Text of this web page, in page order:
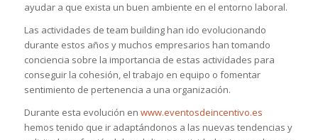
ayudar a que exista un buen ambiente en el entorno laboral.
Las actividades de team building han ido evolucionando
durante estos años y muchos empresarios han tomando
conciencia sobre la importancia de estas actividades para
conseguir la cohesión, el trabajo en equipo o fomentar
sentimiento de pertenencia a una organización.
Durante esta evolución en www.eventosdeincentivo.es
hemos tenido que ir adaptándonos a las nuevas tendencias y